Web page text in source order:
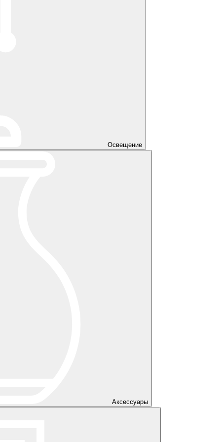
Освещение
Аксессуары